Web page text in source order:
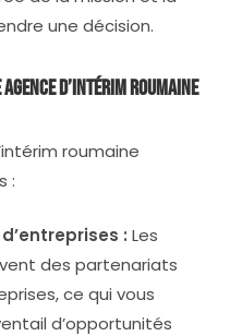
une décision.
d’intérim roumaine
roumaine
:
: Les
des partenariats
ce qui vous
d’opportunités